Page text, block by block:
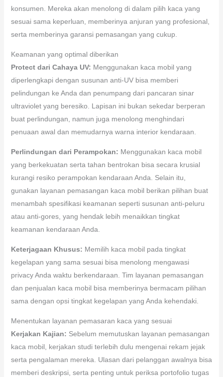
konsumen. Mereka akan menolong di dalam pilih kaca yang
sesuai sama keperluan, memberinya anjuran yang profesional,
serta memberinya garansi pemasangan yang cukup.
Keamanan yang optimal diberikan
Protect dari Cahaya UV: Menggunakan kaca mobil yang
diperlengkapi dengan susunan anti-UV bisa memberi
pelindungan ke Anda dan penumpang dari pancaran sinar
ultraviolet yang beresiko. Lapisan ini bukan sekedar berperan
buat perlindungan, namun juga menolong menghindari
penuaan awal dan memudarnya warna interior kendaraan.
Perlindungan dari Perampokan: Menggunakan kaca mobil
yang berkekuatan serta tahan bentrokan bisa secara krusial
kurangi resiko perampokan kendaraan Anda. Selain itu,
gunakan layanan pemasangan kaca mobil berikan pilihan buat
menambah spesifikasi keamanan seperti susunan anti-peluru
atau anti-gores, yang hendak lebih menaikkan tingkat
keamanan kendaraan Anda.
Keterjagaan Khusus: Memilih kaca mobil pada tingkat
kegelapan yang sama sesuai bisa menolong mengawasi
privacy Anda waktu berkendaraan. Tim layanan pemasangan
dan penjualan kaca mobil bisa memberinya bermacam pilihan
sama dengan opsi tingkat kegelapan yang Anda kehendaki.
Menentukan layanan pemasaran kaca yang sesuai
Kerjakan Kajian: Sebelum memutuskan layanan pemasangan
kaca mobil, kerjakan studi terlebih dulu mengenai rekam jejak
serta pengalaman mereka. Ulasan dari pelanggan awalnya bisa
memberi deskripsi, serta penting untuk periksa portofolio tugas